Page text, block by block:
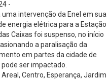
-
intervenção da Enel em sua
energia elétrica para a Estação
Caixas foi suspenso, no início
a paralisação da
em partes da cidade de
ser impactado.
Centro, Esperança, Jardim